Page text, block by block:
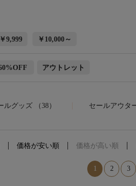
9,999 ￥10,000～
アウトレット
ルグッズ （38） セールアウタ
価格が安い順 価格が高い順
1 2 3